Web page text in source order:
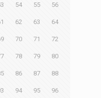
54 55 56
62 63 64
70 71 72
78 79 80
86 87 88
94 95 96